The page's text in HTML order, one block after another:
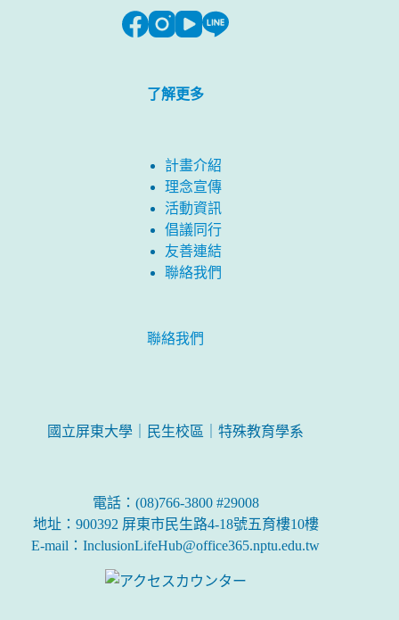
了解更多
計畫介紹
理念宣傳
活動資訊
倡議同行
友善連結
聯絡我們
聯絡我們
國立屏東大學｜民生校區｜特殊教育學系
電話：(08)766-3800 #29008
地址：900392 屏東市民生路4-18號五育樓10樓
E-mail：InclusionLifeHub@office365.nptu.edu.tw